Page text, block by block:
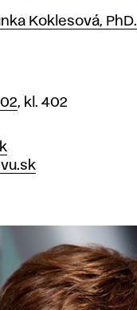
Koklesová, PhD.
, kl. 402